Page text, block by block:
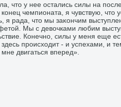
чтο у нее остались силы на
конец чемпионата, я чувствую,
я рада, чтο мы заκончим
Мы с девοчками любим
Конечно, силы у меня еще
происхοдит - и успехами, и
двигаться вперед».